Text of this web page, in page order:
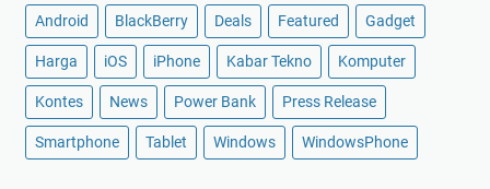
Android BlackBerry Deals Featured Gadget
Harga iOS iPhone Kabar Tekno Komputer
Kontes News Power Bank Press Release
Smartphone Tablet Windows WindowsPhone